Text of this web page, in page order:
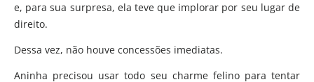
e, para sua surpresa, ela teve que implorar por seu lugar de
direito.
Dessa vez, não houve concessões imediatas.
Aninha precisou usar todo seu charme felino para tentar